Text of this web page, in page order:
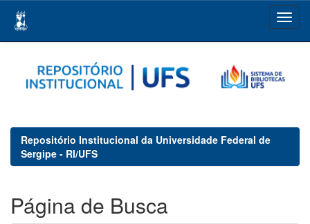
navigation
Repositório Institucional da Universidade Federal de
Sergipe - RI/UFS
Página de Busca